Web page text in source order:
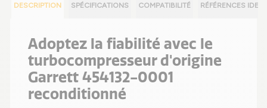
DESCRIPTION SPÉCIFICATIONS COMPATIBILITÉ RÉFÉRENCES
Adoptez la fiabilité avec le
turbocompresseur d'origine
Garrett 454132-0001
reconditionné